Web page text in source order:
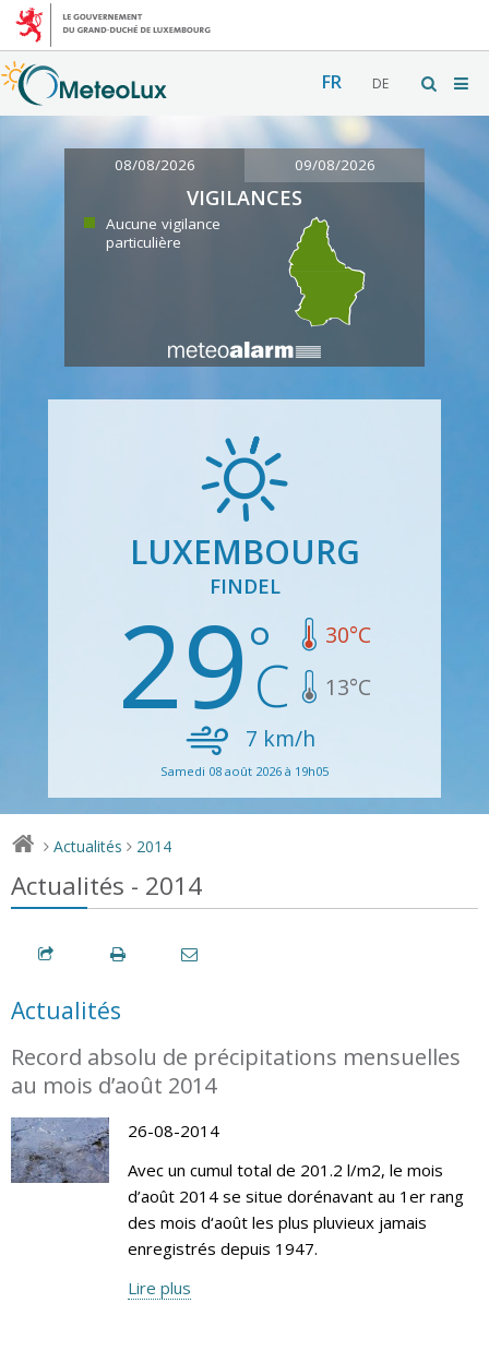
FR DE
08/08/2026 09/08/2026
VIGILANCES
Aucune vigilance
particulière
LUXEMBOURG
FINDEL
29 30°C
13°C
7 km/h
Samedi 08 août 2026 à 19h05
> Actualités > 2014
Actualités - 2014
Actualités
Record absolu de précipitations mensuelles
au mois d’août 2014
26-08-2014
Avec un cumul total de 201.2 l/m2, le mois
d’août 2014 se situe dorénavant au 1er rang
des mois d‘août les plus pluvieux jamais
enregistrés depuis 1947.
Lire plus